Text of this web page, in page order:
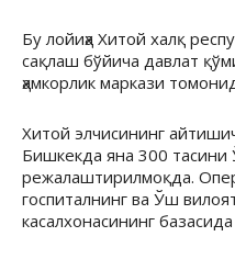
Бу лойиҳа Хитой халқ
сақлаш бўйича давлат
ҳамкорлик маркази
Хитой элчисининг
Бишкекда яна 300
режалаштирилмоқда.
госпиталнинг ва Ўш
касалхонасининг